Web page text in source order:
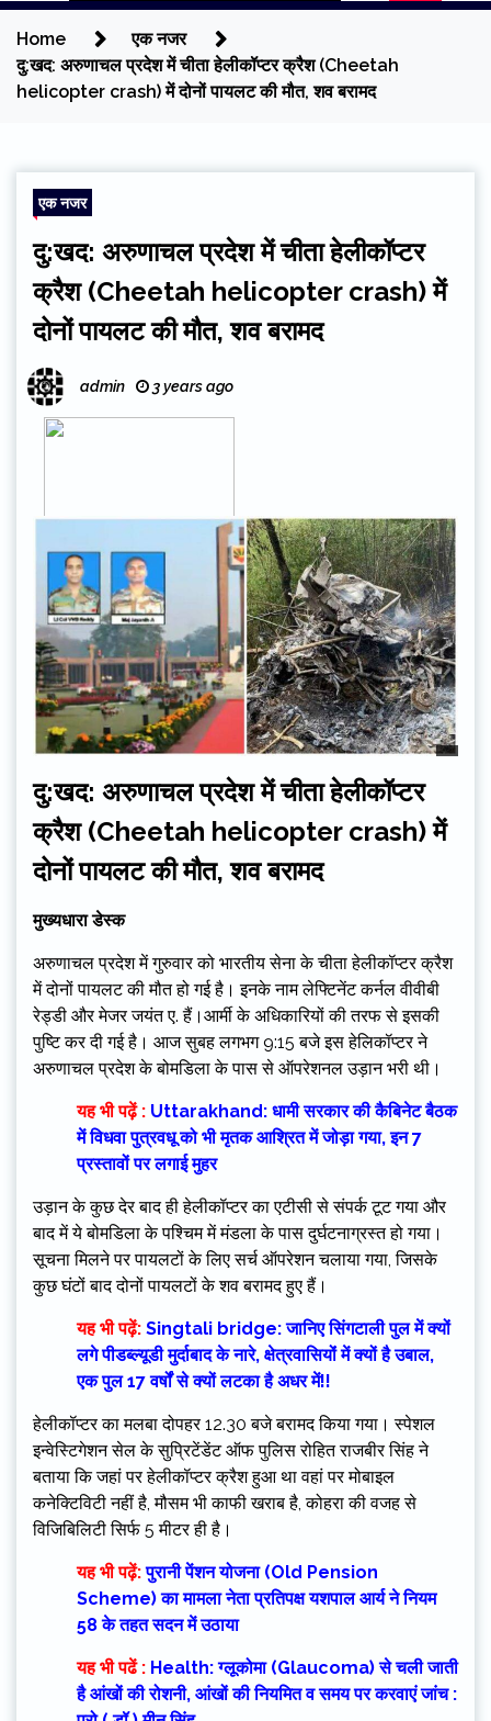
Home
एक नजर
दु:खद: अरुणाचल प्रदेश में चीता हेलीकॉप्टर क्रैश (Cheetah
helicopter crash) में दोनों पायलट की मौत, शव बरामद
एक नजर
दु:खद: अरुणाचल प्रदेश में चीता हेलीकॉप्टर
क्रैश (Cheetah helicopter crash) में
दोनों पायलट की मौत, शव बरामद
admin 3 years ago
दु:खद: अरुणाचल प्रदेश में चीता हेलीकॉप्टर
क्रैश (Cheetah helicopter crash) में
दोनों पायलट की मौत, शव बरामद
मुख्यधारा डेस्क
अरुणाचल प्रदेश में गुरुवार को भारतीय सेना के चीता हेलीकॉप्टर क्रैश
में दोनों पायलट की मौत हो गई है। इनके नाम लेफ्टिनेंट कर्नल वीवीबी
रेड्डी और मेजर जयंत ए. हैं।आर्मी के अधिकारियों की तरफ से इसकी
पुष्टि कर दी गई है। आज सुबह लगभग 9:15 बजे इस हेलिकॉप्टर ने
अरुणाचल प्रदेश के बोमडिला के पास से ऑपरेशनल उड़ान भरी थी।
यह भी पढ़ें : Uttarakhand: धामी सरकार की कैबिनेट बैठक
में विधवा पुत्रवधू को भी मृतक आश्रित में जोड़ा गया, इन 7
प्रस्तावों पर लगाई मुहर
उड़ान के कुछ देर बाद ही हेलीकॉप्टर का एटीसी से संपर्क टूट गया और
बाद में ये बोमडिला के पश्चिम में मंडला के पास दुर्घटनाग्रस्त हो गया।
सूचना मिलने पर पायलटों के लिए सर्च ऑपरेशन चलाया गया, जिसके
कुछ घंटों बाद दोनों पायलटों के शव बरामद हुए हैं।
यह भी पढ़ें: Singtali bridge: जानिए सिंगटाली पुल में क्यों
लगे पीडब्ल्यूडी मुर्दाबाद के नारे, क्षेत्रवासियोंं में क्यों है उबाल,
एक पुल 17 वर्षों से क्यों लटका है अधर में!!
हेलीकॉप्टर का मलबा दोपहर 12.30 बजे बरामद किया गया। स्पेशल
इन्वेस्टिगेशन सेल के सुप्रिटेंडेंट ऑफ पुलिस रोहित राजबीर सिंह ने
बताया कि जहां पर हेलीकॉप्टर क्रैश हुआ था वहां पर मोबाइल
कनेक्टिविटी नहीं है, मौसम भी काफी खराब है, कोहरा की वजह से
विजिबिलिटी सिर्फ 5 मीटर ही है।
यह भी पढ़ें:पुरानी पेंशन योजना (Old Pension
Scheme) का मामला नेता प्रतिपक्ष यशपाल आर्य ने नियम
58 के तहत सदन में उठाया
यह भी पढें : Health: ग्लूकोमा (Glaucoma) से चली जाती
है आंखों की रोशनी, आंखों की नियमित व समय पर करवाएं जांच :